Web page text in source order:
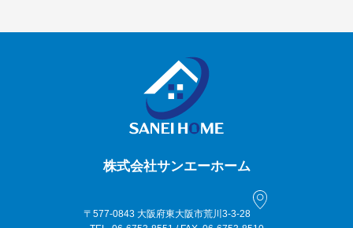
株式会社サンエーホーム
〒577-0843 大阪府東大阪市荒川3-3-28